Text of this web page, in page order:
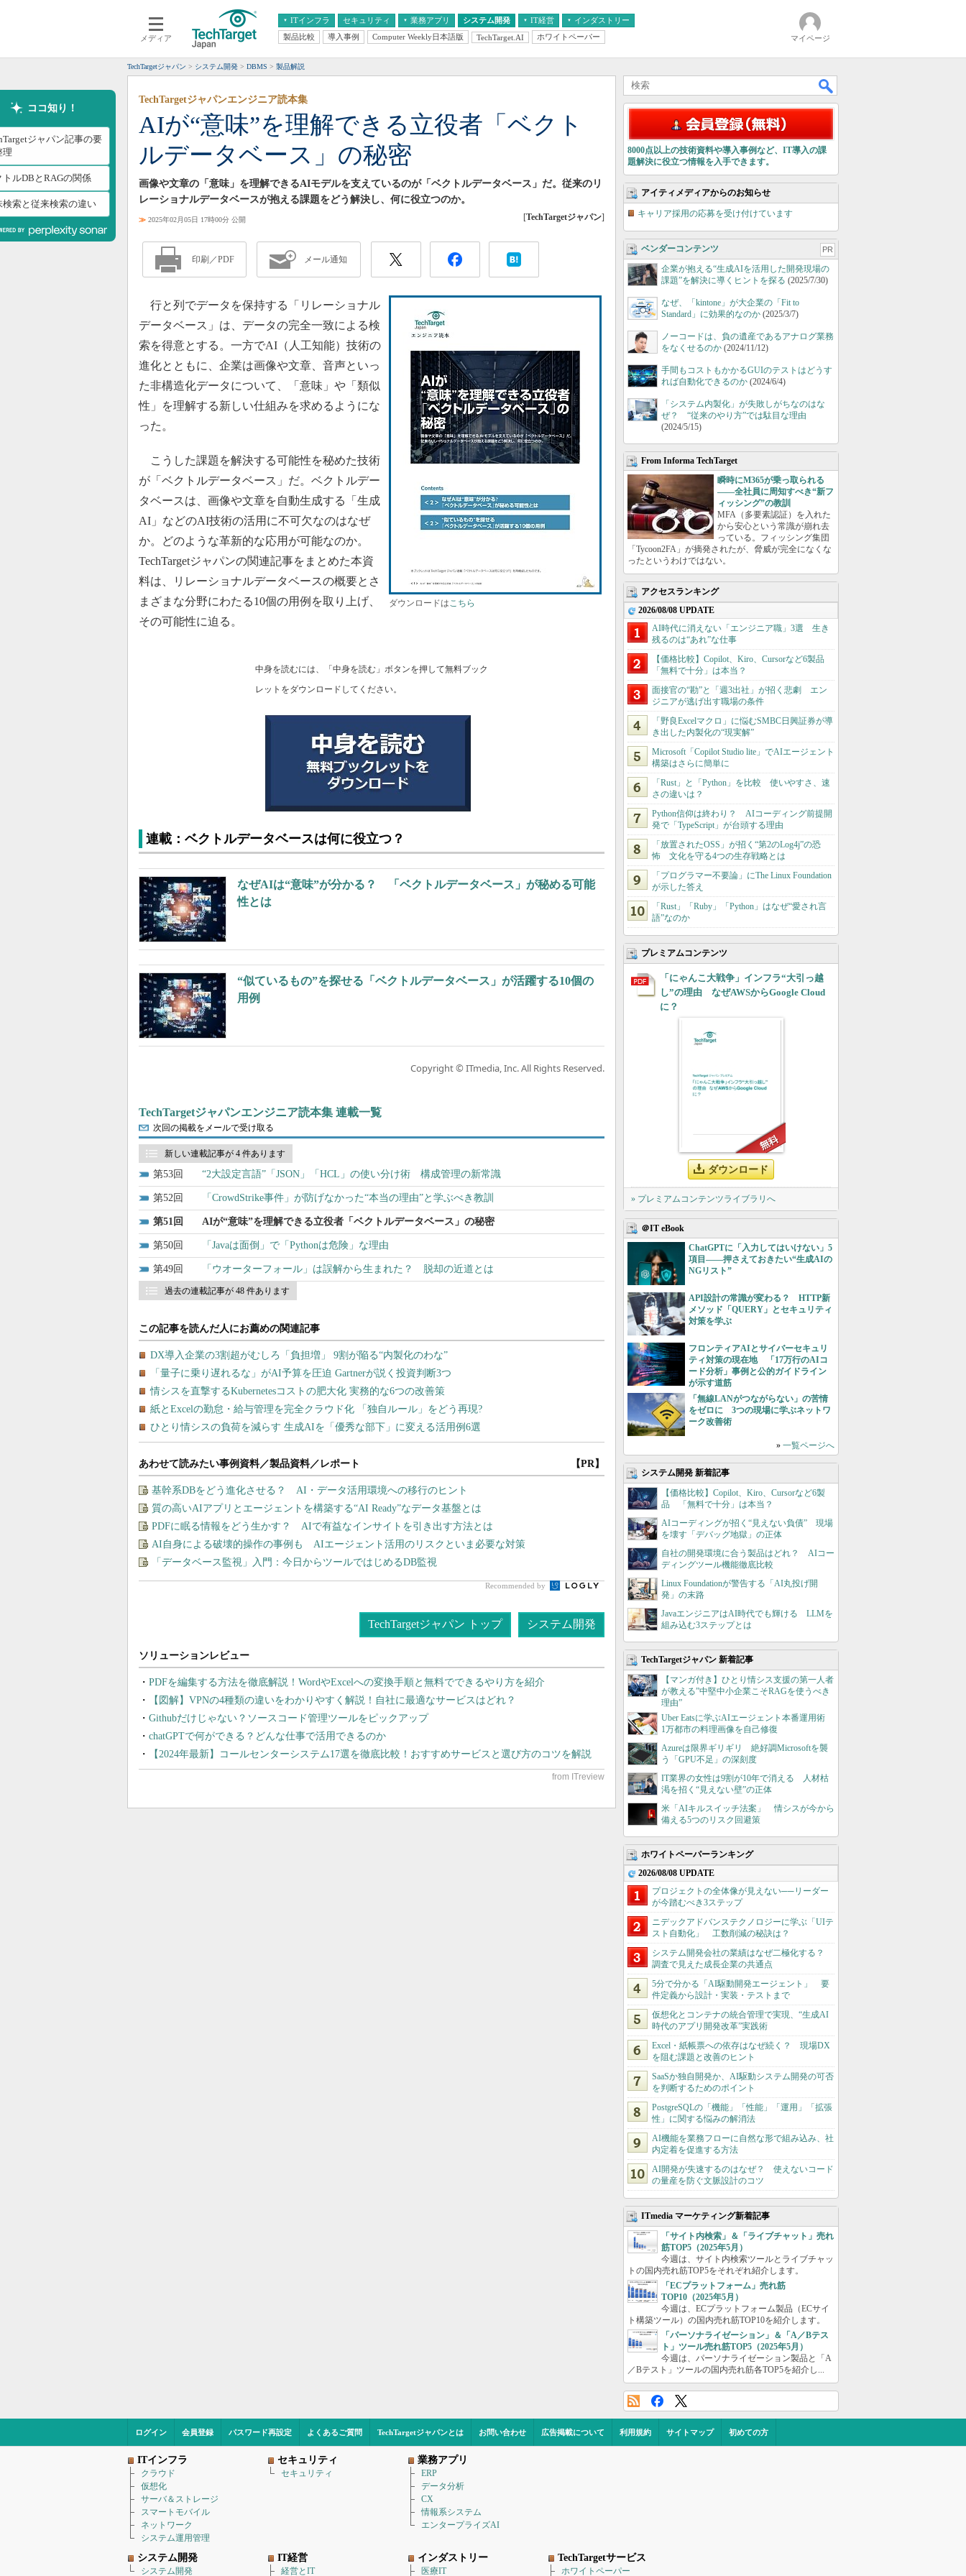
メディア
ITインフラ
クラウド
スマートモバイル
ネットワーク
システム運用管理
セキュリティ 業務アプリ
エンタープライズAI
ERP
CX
情報系システム
システム開発 IT経営
経営とIT
インダストリー
医療IT
製品比較 導入事例 Computer Weekly日本語版 TechTarget.AI ホワイトペーパー マイページ
TechTargetジャパン システム開発 DBMS 製品解説
ココ知り！
ジャパン記事の要
理
トルDBとRAGの関係
検索と従来検索の違い
AIが“意味”を理解できる立役者「ベクト
ルデータベース」の秘密
TechTargetジャパンエンジニア読本集
画像や文章の「意味」を理解できるAIモデルを支えているのが「ベクトルデータベース」だ。従来のリ
レーショナルデータベースが抱える課題をどう解決し、何に役立つのか。
≫ 2025年02月05日 17時00分 公開 [TechTargetジャパン]
印刷／PDF メール通知
ダウンロードはこちら
行と列でデータを保持する「リレーショナル
データベース」は、データの完全一致による検
索を得意とする。一方でAI（人工知能）技術の
進化とともに、企業は画像や文章、音声といっ
た非構造化データについて、「意味」や「類似
性」を理解する新しい仕組みを求めるようにな
った。
こうした課題を解決する可能性を秘めた技術
が「ベクトルデータベース」だ。ベクトルデー
タベースは、画像や文章を自動生成する「生成
AI」などのAI技術の活用に不可欠なのはなぜ
か。どのような革新的な応用が可能なのか。
TechTargetジャパンの関連記事をまとめた本資
料は、リレーショナルデータベースの概要とさ
まざまな分野にわたる10個の用例を取り上げ、
その可能性に迫る。
中身を読むには、「中身を読む」ボタンを押して無料ブック
レットをダウンロードしてください。
連載：ベクトルデータベースは何に役立つ？
なぜAIは“意味”が分かる？ 「ベクトルデータベース」が秘める可能
性とは
“似ているもの”を探せる「ベクトルデータベース」が活躍する10個の
用例
Copyright © ITmedia, Inc. All Rights Reserved.
TechTargetジャパンエンジニア読本集 連載一覧
次回の掲載をメールで受け取る
新しい連載記事が 4 件あります
53 “2大設定言語”「JSON」「HCL」の使い分け術 構成管理の新常識
52 「CrowdStrike事件」が防げなかった“本当の理由”と学ぶべき教訓
51 AIが“意味”を理解できる立役者「ベクトルデータベース」の秘密
50 「Javaは面倒」で「Pythonは危険」な理由
49 「ウオーターフォール」は誤解から生まれた？ 脱却の近道とは
過去の連載記事が 48 件あります
あわせて読みたい事例資料／製品資料／レポート 【PR】
基幹系DBをどう進化させる？ AI・データ活用環境への移行のヒント
質の高いAIアプリとエージェントを構築する“AI Ready”なデータ基盤とは
PDFに眠る情報をどう生かす？ AIで有益なインサイトを引き出す方法とは
AI自身による破壊的操作の事例も AIエージェント活用のリスクといま必要な対策
「データベース監視」入門：今日からツールではじめるDB監視
Recommended by
TechTargetジャパン トップ システム開発
PDFを編集する方法を徹底解説！WordやExcelへの変換手順と無料でできるやり方を紹介
【図解】VPNの4種類の違いをわかりやすく解説！自社に最適なサービスはどれ？
Githubだけじゃない？ソースコード管理ツールをピックアップ
chatGPTで何ができる？どんな仕事で活用できるのか
【2024年最新】コールセンターシステム17選を徹底比較！おすすめサービスと選び方のコツを解説
8000点以上の技術資料や導入事例など、IT導入の課
題解決に役立つ情報を入手できます。
アイティメディアからのお知らせ
キャリア採用の応募を受け付けています
ベンダーコンテンツ PR
企業が抱える“生成AIを活用した開発現場の
課題”を解決に導くヒントを探る (2025/7/30)
なぜ、「kintone」が大企業の「Fit to
Standard」に効果的なのか (2025/3/7)
ノーコードは、負の遺産であるアナログ業務
をなくせるのか (2024/11/12)
手間もコストもかかるGUIのテストはどうす
れば自動化できるのか (2024/6/4)
「システム内製化」が失敗しがちなのはな
ぜ？ “従来のやり方”では駄目な理由
(2024/5/15)
From Informa TechTarget
瞬時にM365が乗っ取られる
――全社員に周知すべき“新フ
ィッシング”の教訓
MFA（多要素認証）を入れた
から安心という常識が崩れ去
っている。フィッシング集団
「Tycoon2FA」が摘発されたが、脅威が完全になくな
ったというわけではない。
アクセスランキング
2026/08/08 UPDATE
AI時代に消えない「エンジニア職」3選 生き
残るのは“あれ”な仕事
【価格比較】Copilot、Kiro、Cursorなど6製品
「無料で十分」は本当？
面接官の“勘”と「週3出社」が招く悲劇 エン
ジニアが逃げ出す職場の条件
「野良Excelマクロ」に悩むSMBC日興証券が導
き出した内製化の“現実解”
Microsoft「Copilot Studio lite」でAIエージェント
構築はさらに簡単に
「Rust」と「Python」を比較 使いやすさ、速
さの違いは？
Python信仰は終わり？ AIコーディング前提開
発で「TypeScript」が台頭する理由
「放置されたOSS」が招く“第2のLog4j”の恐
怖 文化を守る4つの生存戦略とは
「プログラマー不要論」にThe Linux Foundation
が示した答え
「Rust」「Ruby」「Python」はなぜ“愛され言
語”なのか
プレミアムコンテンツ
「にゃんこ大戦争」インフラ“大引っ越
し”の理由 なぜAWSからGoogle Cloud
に？
ダウンロード
» プレミアムコンテンツライブラリへ
＠IT eBook
ChatGPTに「入力してはいけない」5
項目――押さえておきたい“生成AIの
NGリスト”
API設計の常識が変わる？ HTTP新
メソッド「QUERY」とセキュリティ
対策を学ぶ
フロンティアAIとサイバーセキュリ
ティ対策の現在地 「17万行のAIコ
ード分析」事例と公的ガイドライン
が示す道筋
「無線LANがつながらない」の苦情
をゼロに 3つの現場に学ぶネットワ
ーク改善術
» 一覧ページへ
システム開発 新着記事
【価格比較】Copilot、Kiro、Cursorなど6製
品 「無料で十分」は本当？
AIコーディングが招く“見えない負債” 現場
を壊す「デバッグ地獄」の正体
自社の開発環境に合う製品はどれ？ AIコー
ディングツール機能徹底比較
Linux Foundationが警告する「AI丸投げ開
発」の末路
JavaエンジニアはAI時代でも輝ける LLMを
組み込む3ステップとは
TechTargetジャパン 新着記事
【マンガ付き】ひとり情シス支援の第一人者
が教える”中堅中小企業こそRAGを使うべき
理由”
Uber Eatsに学ぶAIエージェント本番運用術
1万都市の料理画像を自己修復
Azureは限界ギリギリ 絶好調Microsoftを襲
う「GPU不足」の深刻度
IT業界の女性は9割が10年で消える 人材枯
渇を招く“見えない壁”の正体
米「AIキルスイッチ法案」 情シスが今から
備える5つのリスク回避策
ホワイトペーパーランキング
2026/08/08 UPDATE
プロジェクトの全体像が見えない──リーダー
が今踏むべき3ステップ
ニデックアドバンステクノロジーに学ぶ「UIテ
スト自動化」 工数削減の秘訣は？
システム開発会社の業績はなぜ二極化する？
調査で見えた成長企業の共通点
5分で分かる「AI駆動開発エージェント」 要
件定義から設計・実装・テストまで
仮想化とコンテナの統合管理で実現、“生成AI
時代のアプリ開発改革”実践術
Excel・紙帳票への依存はなぜ続く？ 現場DX
を阻む課題と改善のヒント
SaaSか独自開発か、AI駆動システム開発の可否
を判断するためのポイント
PostgreSQLの「機能」「性能」「運用」「拡張
性」に関する悩みの解消法
AI機能を業務フローに自然な形で組み込み、社
内定着を促進する方法
AI開発が失速するのはなぜ？ 使えないコード
の量産を防ぐ文脈設計のコツ
ITmedia マーケティング新着記事
「サイト内検索」＆「ライブチャット」売れ
筋TOP5（2025年5月）
今週は、サイト内検索ツールとライブチャッ
トの国内売れ筋TOP5をそれぞれ紹介します。
「ECプラットフォーム」売れ筋
TOP10（2025年5月）
今週は、ECプラットフォーム製品（ECサイ
ト構築ツール）の国内売れ筋TOP10を紹介します。
「パーソナライゼーション」＆「A／Bテス
ト」ツール売れ筋TOP5（2025年5月）
今週は、パーソナライゼーション製品と「A
／Bテスト」ツールの国内売れ筋各TOP5を紹介し...
ログイン 会員登録 パスワード再設定 よくあるご質問 TechTargetジャパンとは お問い合わせ 広告掲載について 利用規約 サイトマップ 初めての方
ITインフラ
クラウド
仮想化
サーバ＆ストレージ
スマートモバイル
ネットワーク
システム運用管理
セキュリティ
セキュリティ
業務アプリ
ERP
データ分析
CX
情報系システム
エンタープライズAI
システム開発
システム開発
IT経営
経営とIT
インダストリー
医療IT
TechTargetサービス
ホワイトペーパー